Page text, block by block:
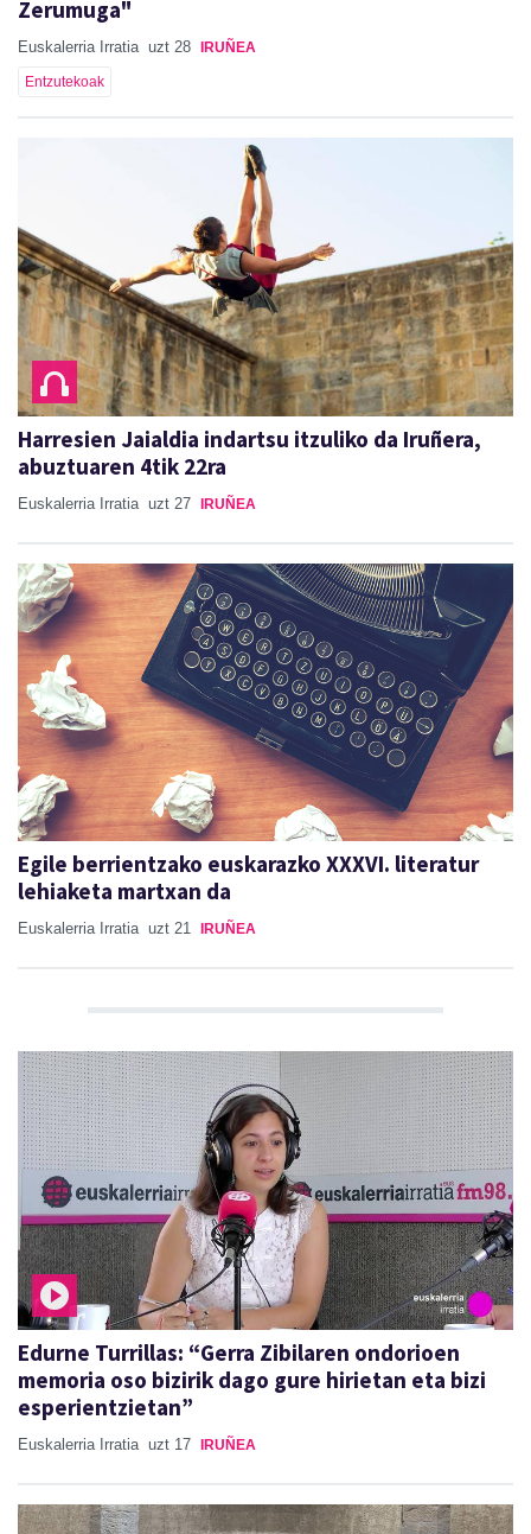
Zerumuga"
Euskalerria Irratia uzt 28 IRUÑEA
Entzutekoak
Harresien Jaialdia indartsu itzuliko da Iruñera,
abuztuaren 4tik 22ra
Euskalerria Irratia uzt 27 IRUÑEA
Egile berrientzako euskarazko XXXVI. literatur
lehiaketa martxan da
Euskalerria Irratia uzt 21 IRUÑEA
Edurne Turrillas: “Gerra Zibilaren ondorioen
memoria oso bizirik dago gure hirietan eta bizi
esperientzietan”
Euskalerria Irratia uzt 17 IRUÑEA